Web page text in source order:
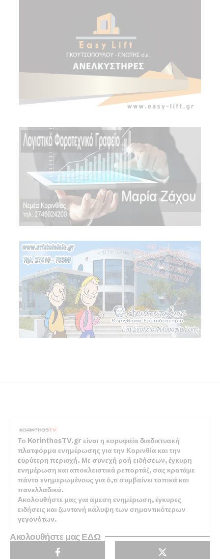
Το KorinthosTV.gr είναι η κορυφαία διαδικτυακή
πλατφόρμα ενημέρωσης για την Κορινθία και την
ευρύτερη περιοχή. Με συνεχή ροή ειδήσεων, έγκυρη
ενημέρωση και αποκλειστικά ρεπορτάζ, σας κρατάμε
πάντα ενημερωμένους για ό,τι συμβαίνει τοπικά και
πανελλαδικά.
Ακολουθήστε μας για άμεση ενημέρωση, έγκυρες
ειδήσεις και ζωντανή κάλυψη των σημαντικότερων
γεγονότων.
Ακολουθήστε μας ΕΔΩ